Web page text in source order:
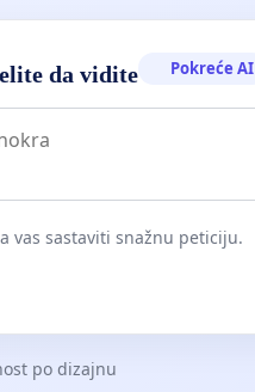
da vidite Pokreće AI
vas sastaviti snažnu peticiju.
po dizajnu